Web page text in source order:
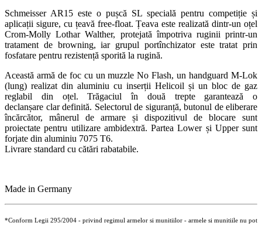
Schmeisser AR15 este o pușcă SL specială pentru competiție și
aplicații sigure, cu țeavă free-float. Țeava este realizată dintr-un oțel
Crom-Molly Lothar Walther, protejată împotriva ruginii printr-un
tratament de browning, iar grupul portînchizator este tratat prin
fosfatare pentru rezistență sporită la rugină.
Această armă de foc cu un muzzle No Flash, un handguard M-Lok
(lung) realizat din aluminiu cu inserții Helicoil și un bloc de gaz
reglabil din oțel. Trăgaciul în două trepte garantează o
declanșare clar definită. Selectorul de siguranță, butonul de eliberare
încărcător, mânerul de armare și dispozitivul de blocare sunt
proiectate pentru utilizare ambidextră. Partea Lower și Upper sunt
forjate din aluminiu 7075 T6.
Livrare standard cu cătări rabatabile.
Made in Germany
*Conform Legii 295/2004 - privind regimul armelor si munitiilor - armele si munitiile nu pot